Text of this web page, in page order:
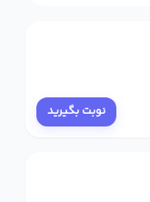
نوبت بگیرید